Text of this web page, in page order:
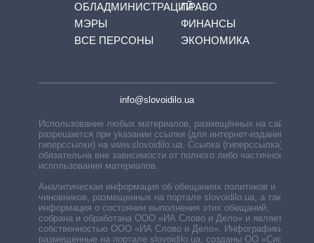
ОБЛАДМИНИСТРАЦИЙ
МЭРЫ
ВСЕ ПЕРСОНЫ
ПРАВО
ФИНАНСЫ
ЭКОНОМИКА
info@slovoidilo.ua
Использование любых материалов, размещённых на сайте,
разрешается при указании ссылки (для интернет-изданий —
гиперссылки) на www.slovoidilo.ua. Ссылка (гиперссылка)
обязательна вне зависимости от полного либо частичного
использования материалов.
Аналитическая информация об обещаниях политиков и
чиновников, размещенных на портале slovoidilo.ua, а также
информация о состоянии выполнения этих обещаний,
собрана и обработана ООО «ИА Слово и Дело» и является
собственностью ООО «ИА Слово и Дело». Инфографики,
размещенные на портале slovoidilo.ua, созданы ОО «Система